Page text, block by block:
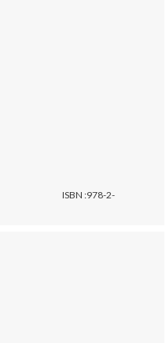
ISBN :978-2-